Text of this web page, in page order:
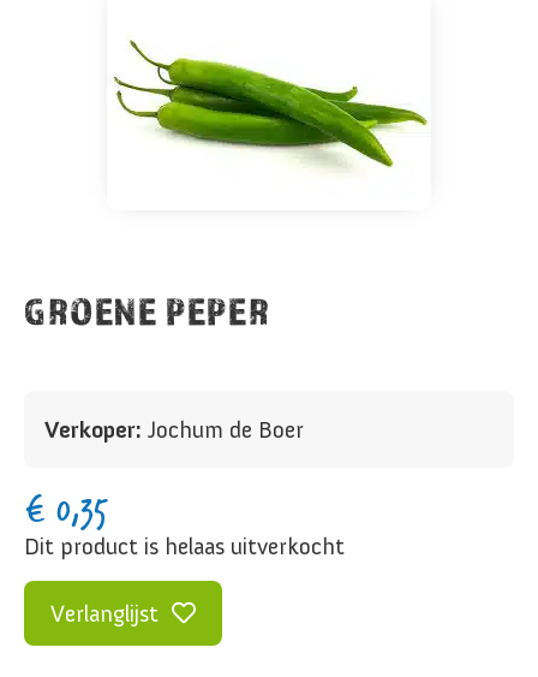
GROENE PEPER
Verkoper: Jochum de Boer
€ 0,35
Dit product is helaas uitverkocht
Verlanglijst